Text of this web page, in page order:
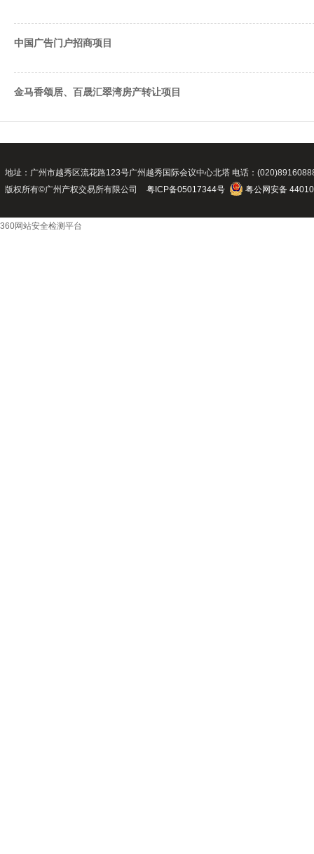
中国广告门户招商项目
金马香颂居、百晟汇翠湾房产转让项目
地址：广州市越秀区流花路123号广州越秀国际会议中心北塔 电话：
版权所有©广州产权交易所有限公司
粤ICP备05017344号 粤公网安备
360网站安全检测平台